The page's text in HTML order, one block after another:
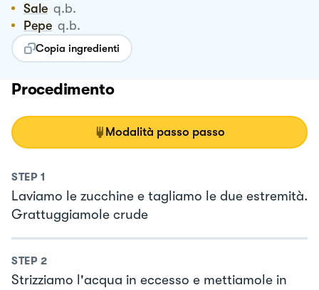
Sale q.b.
Pepe q.b.
Copia ingredienti
Procedimento
Modalità passo passo
STEP 1
Laviamo le zucchine e tagliamo le due estremità.
Grattuggiamole crude
STEP 2
Strizziamo l'acqua in eccesso e mettiamole in